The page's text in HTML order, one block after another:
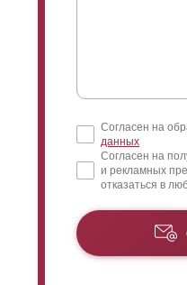
позволяет
Согласен на
данных
Согласен на
и рекламных
отказаться в